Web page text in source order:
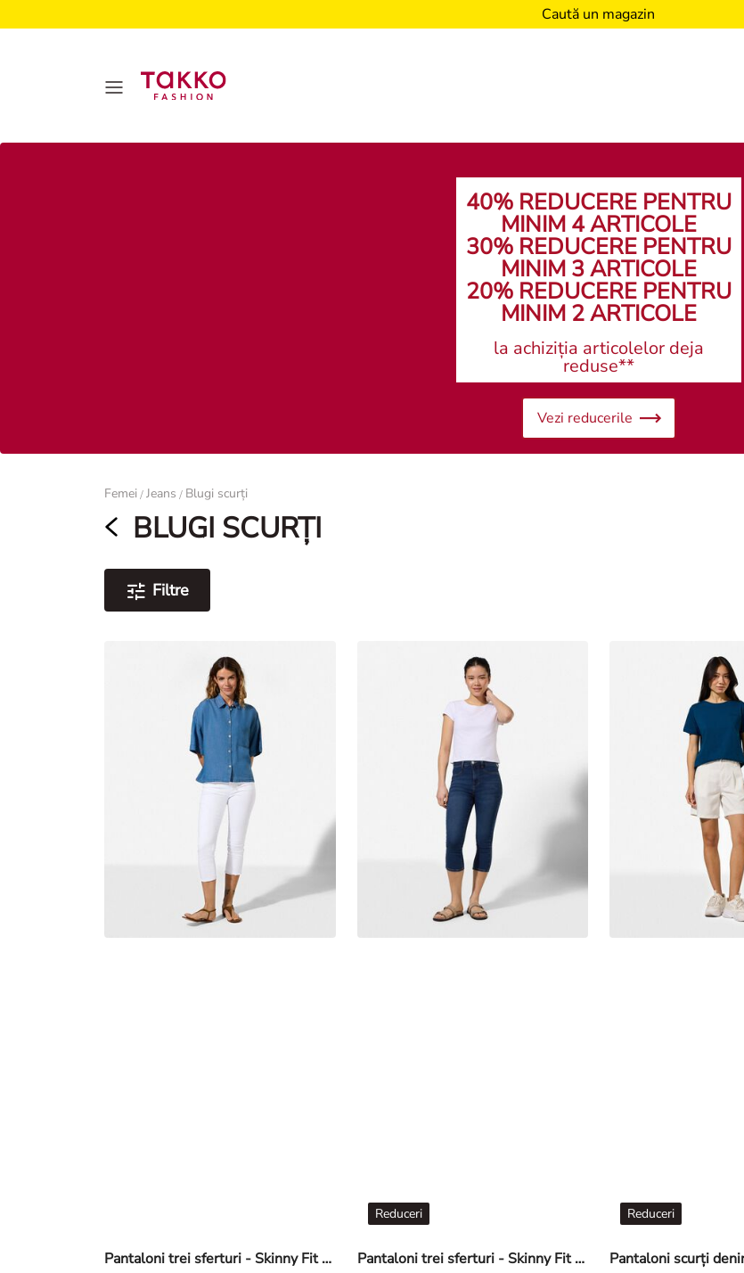
Caută un magazin
40% REDUCERE PENTRU
MINIM 4 ARTICOLE
30% REDUCERE PENTRU
MINIM 3 ARTICOLE
20% REDUCERE PENTRU
MINIM 2 ARTICOLE
la achiziția articolelor deja
reduse**
Vezi reducerile
Femei / Jeans / Blugi scurți
BLUGI SCURȚI
Filtre
Pantaloni trei sferturi - Skinny Fit - Alb
Pantaloni trei sferturi - Skinny Fit - Albastru închis
Reduceri Reduceri